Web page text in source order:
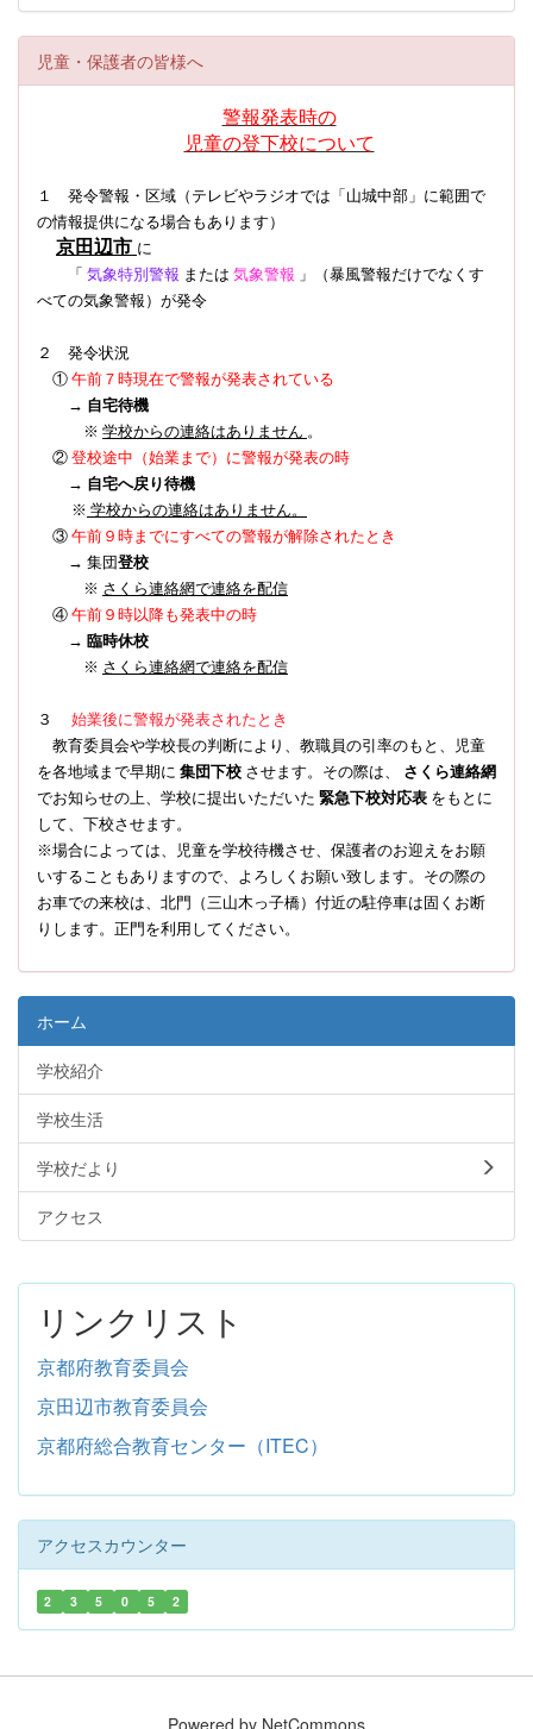
児童・保護者の皆様へ
警報発表時の
児童の登下校について
１ 発令警報・区域（テレビやラジオでは「山城中部」に範囲で
の情報提供になる場合もあります）
京田辺市 に
「 気象特別警報 または 気象警報 」（暴風警報だけでなくす
べての気象警報） が発令
２ 発令状況
① 午前７時現在で警報が発表されている
→ 自宅待機
※ 学校からの連絡はありません 。
② 登校途中（始業まで）に警報が発表の時
→ 自宅へ戻り待機
※ 学校からの連絡はありません。
③ 午前９時までにすべての警報が解除されたとき
→ 集団登校
※ さくら連絡網で連絡を配信
④ 午前９時以降も発表中の時
→ 臨時休校
※ さくら連絡網で連絡を配信
３ 始業後に警報が発表されたとき
教育委員会や学校長の判断により、教職員の引率のもと、児童
を各地域まで早期に 集団下校 させます。その際は、 さくら連絡網
でお知らせの上、学校に提出いただいた 緊急下校対応表 をもとに
して、下校させます。
※場合によっては、児童を学校待機させ、保護者のお迎えをお願
いすることもありますので、よろしくお願い致します。その際の
お車での来校は、北門（三山木っ子橋）付近の駐停車は固くお断
りします。正門を利用してください。
ホーム
学校紹介
学校生活
学校だより
アクセス
リンクリスト
京都府教育委員会
京田辺市教育委員会
京都府総合教育センター（ITEC）
アクセスカウンター
2 3 5 0 5 2
Powered by NetCommons